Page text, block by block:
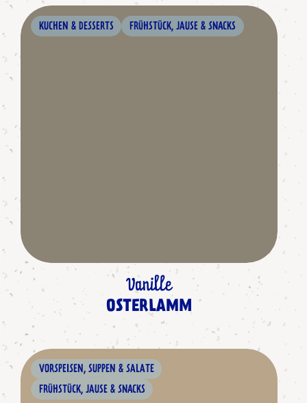
KUCHEN & DESSERTS FRÜHSTÜCK, JAUSE & SNACKS
Vanille
OSTERLAMM
VORSPEISEN, SUPPEN & SALATE
FRÜHSTÜCK, JAUSE & SNACKS